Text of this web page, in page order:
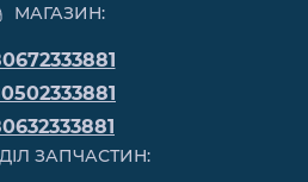
МАГАЗИН:
ЗАПЧАСТИН: